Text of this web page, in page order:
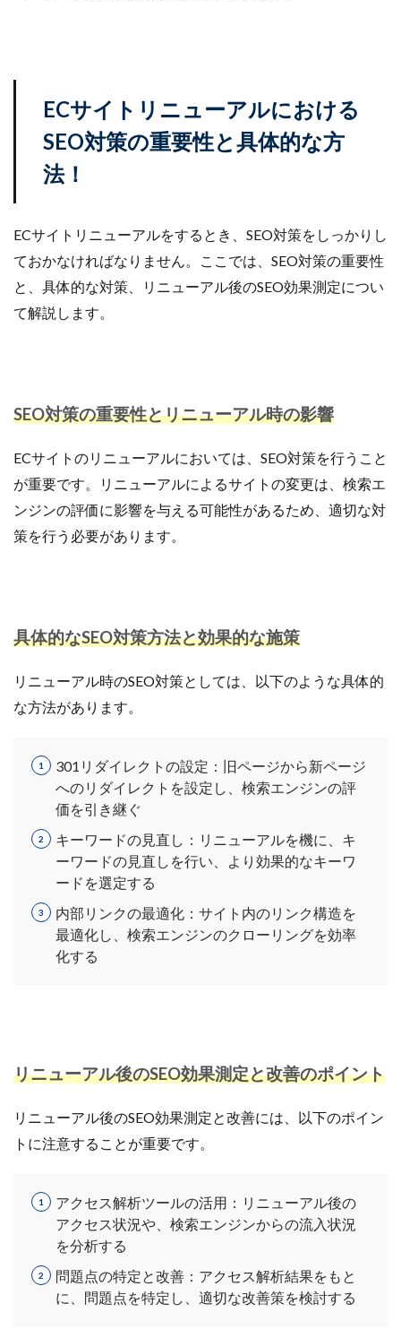
ECサイトリニューアルにおける
SEO対策の重要性と具体的な方
法！
ECサイトリニューアルをするとき、SEO対策をしっかりし
ておかなければなりません。ここでは、SEO対策の重要性
と、具体的な対策、リニューアル後のSEO効果測定につい
て解説します。
SEO対策の重要性とリニューアル時の影響
ECサイトのリニューアルにおいては、SEO対策を行うこと
が重要です。リニューアルによるサイトの変更は、検索エ
ンジンの評価に影響を与える可能性があるため、適切な対
策を行う必要があります。
具体的なSEO対策方法と効果的な施策
リニューアル時のSEO対策としては、以下のような具体的
な方法があります。
301リダイレクトの設定：旧ページから新ページ
へのリダイレクトを設定し、検索エンジンの評
価を引き継ぐ
キーワードの見直し：リニューアルを機に、キ
ーワードの見直しを行い、より効果的なキーワ
ードを選定する
内部リンクの最適化：サイト内のリンク構造を
最適化し、検索エンジンのクローリングを効率
化する
リニューアル後のSEO効果測定と改善のポイント
リニューアル後のSEO効果測定と改善には、以下のポイン
トに注意することが重要です。
アクセス解析ツールの活用：リニューアル後の
アクセス状況や、検索エンジンからの流入状況
を分析する
問題点の特定と改善：アクセス解析結果をもと
に、問題点を特定し、適切な改善策を検討する